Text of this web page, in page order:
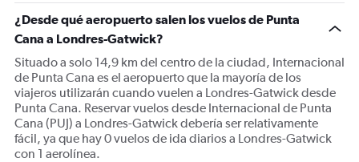
¿Desde qué aeropuerto salen los vuelos de Punta
Cana a Londres-Gatwick?
Situado a solo 14,9 km del centro de la ciudad, Internacional
de Punta Cana es el aeropuerto que la mayoría de los
viajeros utilizarán cuando vuelen a Londres-Gatwick desde
Punta Cana. Reservar vuelos desde Internacional de Punta
Cana (PUJ) a Londres-Gatwick debería ser relativamente
fácil, ya que hay 0 vuelos de ida diarios a Londres-Gatwick
con 1 aerolínea.